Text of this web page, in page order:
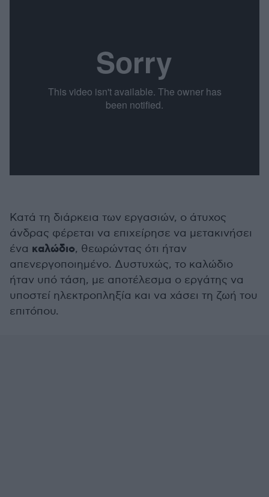
Κατά τη διάρκεια των εργασιών, ο άτυχος
άνδρας φέρεται να επιχείρησε να μετακινήσει
ένα καλώδιο, θεωρώντας ότι ήταν
απενεργοποιημένο. Δυστυχώς, το καλώδιο
ήταν υπό τάση, με αποτέλεσμα ο εργάτης να
υποστεί ηλεκτροπληξία και να χάσει τη ζωή του
επιτόπου.